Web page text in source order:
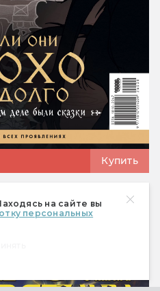
на сайте вы
персональных
Купить